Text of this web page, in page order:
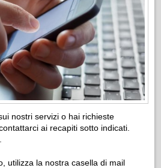
nostri servizi o hai richieste
ai recapiti sotto indicati.
utilizza la nostra casella di mail